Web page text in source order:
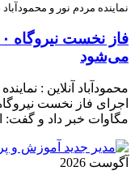
نماینده مردم نور و
می‌شود
محمودآباد آنلاین :
مگاوات خبر داد و
آگوست 2026